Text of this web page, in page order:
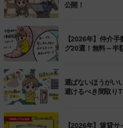
公開！
【2026年】仲介
グ20選！無料～半
選ばないほうがい
避けるべき間取り
【2026年】賃貸